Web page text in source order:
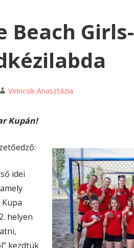
Beach Girls-
Virincsik Anasztázia
Kupán!
idei
helyen
kezdtük